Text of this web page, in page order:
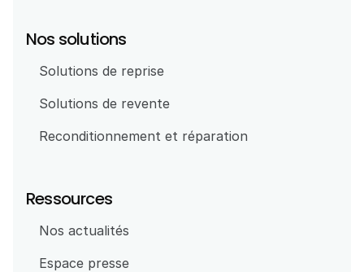
Nos solutions
Solutions de reprise
Solutions de revente
Reconditionnement et réparation
Ressources
Nos actualités
Espace presse